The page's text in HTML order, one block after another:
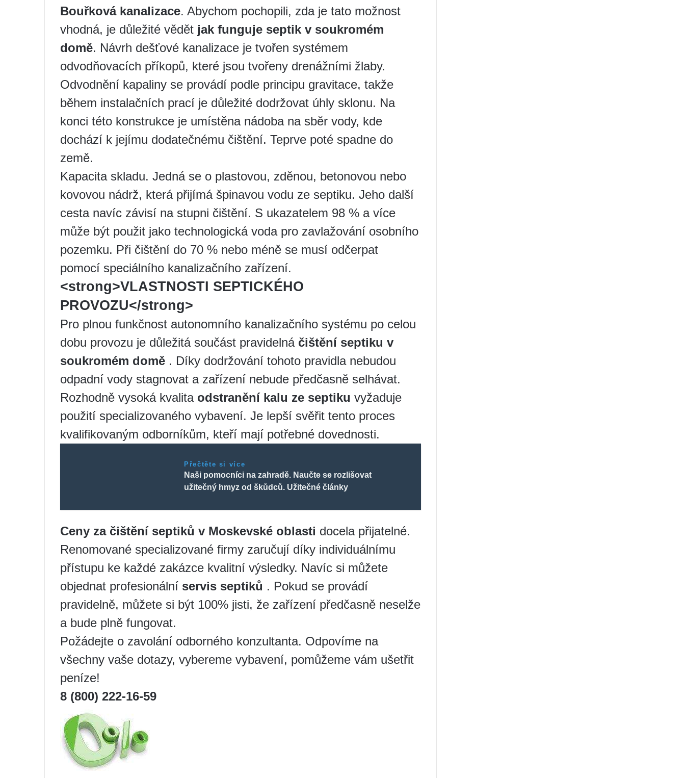
Bouřková kanalizace. Abychom pochopili, zda je tato možnost
vhodná, je důležité vědět jak funguje septik v soukromém
domě. Návrh dešťové kanalizace je tvořen systémem
odvodňovacích příkopů, které jsou tvořeny drenážními žlaby.
Odvodnění kapaliny se provádí podle principu gravitace, takže
během instalačních prací je důležité dodržovat úhly sklonu. Na
konci této konstrukce je umístěna nádoba na sběr vody, kde
dochází k jejímu dodatečnému čištění. Teprve poté spadne do
země.
Kapacita skladu. Jedná se o plastovou, zděnou, betonovou nebo
kovovou nádrž, která přijímá špinavou vodu ze septiku. Jeho další
cesta navíc závisí na stupni čištění. S ukazatelem 98 % a více
může být použit jako technologická voda pro zavlažování osobního
pozemku. Při čištění do 70 % nebo méně se musí odčerpat
pomocí speciálního kanalizačního zařízení.
<strong>VLASTNOSTI SEPTICKÉHO
PROVOZU</strong>
Pro plnou funkčnost autonomního kanalizačního systému po celou
dobu provozu je důležitá součást pravidelná čištění septiku v
soukromém domě . Díky dodržování tohoto pravidla nebudou
odpadní vody stagnovat a zařízení nebude předčasně selhávat.
Rozhodně vysoká kvalita odstranění kalu ze septiku vyžaduje
použití specializovaného vybavení. Je lepší svěřit tento proces
kvalifikovaným odborníkům, kteří mají potřebné dovednosti.
Přečtěte si více
Naši pomocníci na zahradě. Naučte se rozlišovat
užitečný hmyz od škůdců. Užitečné články
Ceny za čištění septiků v Moskevské oblasti docela přijatelné.
Renomované specializované firmy zaručují díky individuálnímu
přístupu ke každé zakázce kvalitní výsledky. Navíc si můžete
objednat profesionální servis septiků . Pokud se provádí
pravidelně, můžete si být 100% jisti, že zařízení předčasně neselže
a bude plně fungovat.
Požádejte o zavolání odborného konzultanta. Odpovíme na
všechny vaše dotazy, vybereme vybavení, pomůžeme vám ušetřit
peníze!
8 (800) 222-16-59